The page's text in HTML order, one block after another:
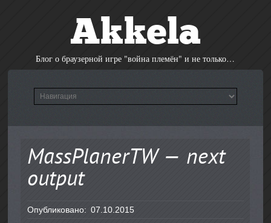
Akkela
Блог о браузерной игре "война племён" и не только…
MassPlanerTW — next
output
Опубликовано: 07.10.2015